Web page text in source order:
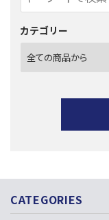
カテゴリー
キーワード
CATEGORIES